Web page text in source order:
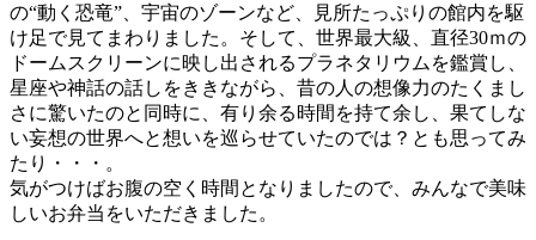
の“動く恐竜”、宇宙のゾーンなど、見所たっぷりの館内を駆
け足で見てまわりました。そして、世界最大級、直径30ｍの
ドームスクリーンに映し出されるプラネタリウムを鑑賞し、
星座や神話の話しをききながら、昔の人の想像力のたくまし
さに驚いたのと同時に、有り余る時間を持て余し、果てしな
い妄想の世界へと想いを巡らせていたのでは？とも思ってみ
たり・・・。
気がつけばお腹の空く時間となりましたので、みんなで美味
しいお弁当をいただきました。